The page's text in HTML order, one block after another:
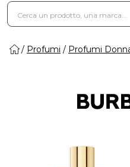
Profumi Profumi